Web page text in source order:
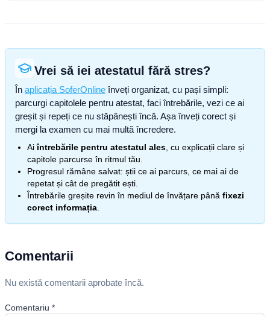
Vrei să iei atestatul fără stres?
În aplicația SoferOnline înveți organizat, cu pași simpli:
parcurgi capitolele pentru atestat, faci întrebările, vezi ce ai
greșit și repeți ce nu stăpânești încă. Așa înveți corect și
mergi la examen cu mai multă încredere.
Aiîntrebările pentru atestatul ales , cu explicații clare și
capitole parcurse în ritmul tău.
Progresul rămâne salvat: știi ce ai parcurs, ce mai ai de
repetat și cât de pregătit ești.
Întrebările greșite revin în mediul de învățare până fixezi
corect informația
Comentarii
Nu există comentarii aprobate încă.
Comentariu *